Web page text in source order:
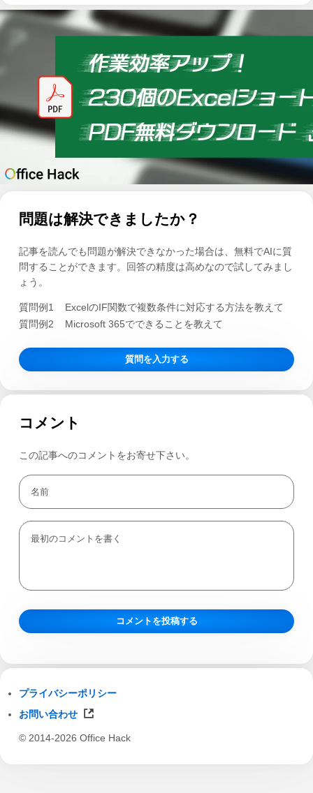
問題は解決できましたか？
記事を読んでも問題が解決できなかった場合は、無料でAIに質
問することができます。回答の精度は高めなので試してみまし
ょう。
質問例1
ExcelのIF関数で複数条件に対応する方法を教えて
質問例2
Microsoft 365でできることを教えて
質問を入力する
コメント
この記事へのコメントをお寄せ下さい。
プライバシーポリシー
お問い合わせ
© 2014-2026 Office Hack